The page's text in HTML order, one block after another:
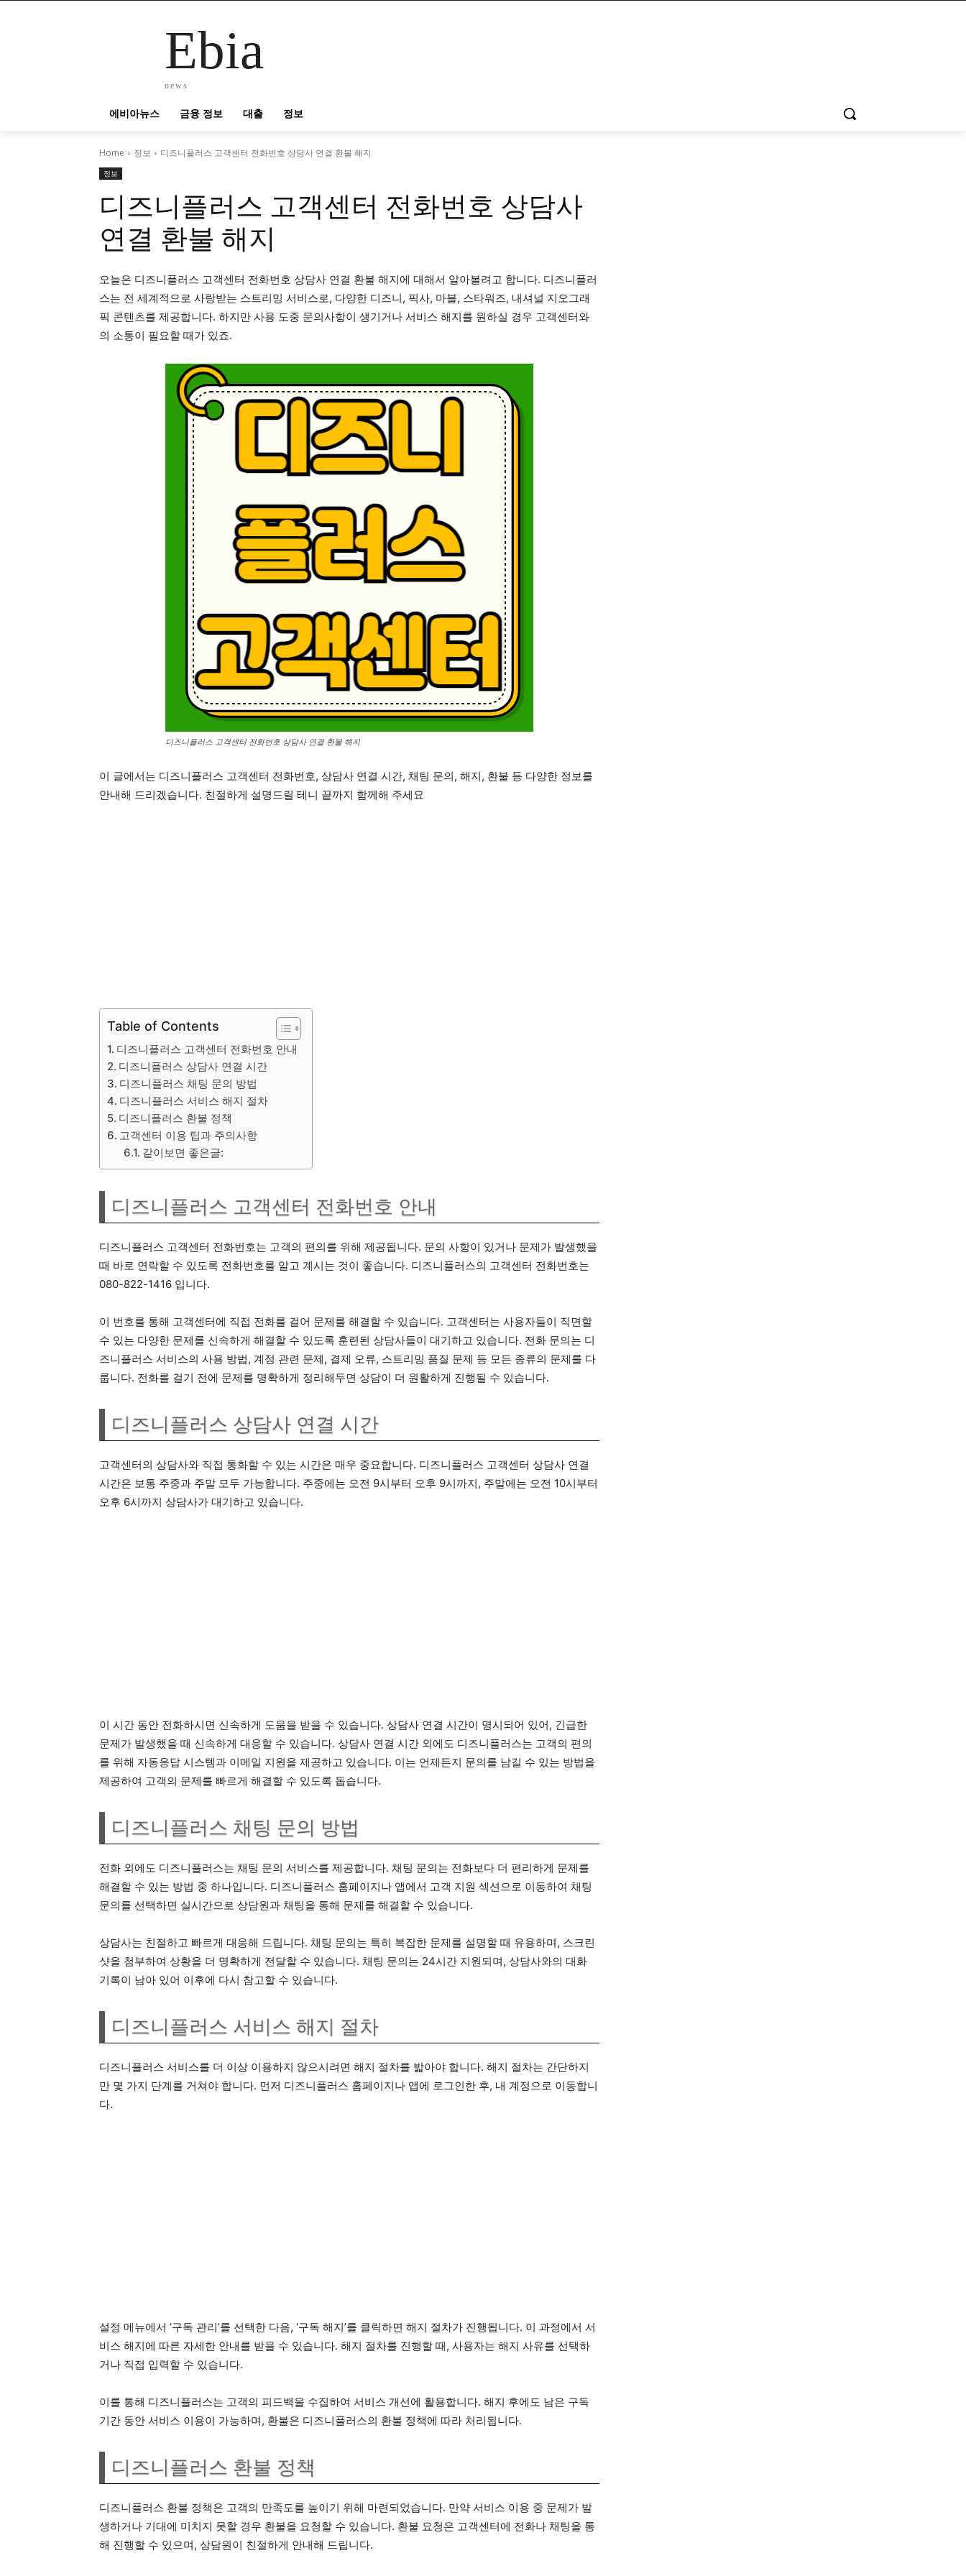
Ebia
news
에비아뉴스 금융 정보 대출 정보
Home 정보 디즈니플러스 고객센터 전화번호 상담사 연결 환불 해지
정보
디즈니플러스 고객센터 전화번호 상담사
연결 환불 해지
오늘은 디즈니플러스 고객센터 전화번호 상담사 연결 환불 해지에 대해서 알아볼려고 합니다. 디즈니플러
스는 전 세계적으로 사랑받는 스트리밍 서비스로, 다양한 디즈니, 픽사, 마블, 스타워즈, 내셔널 지오그래
픽 콘텐츠를 제공합니다. 하지만 사용 도중 문의사항이 생기거나 서비스 해지를 원하실 경우 고객센터와
의 소통이 필요할 때가 있죠.
디즈니플러스 고객센터 전화번호 상담사 연결 환불 해지
이 글에서는 디즈니플러스 고객센터 전화번호, 상담사 연결 시간, 채팅 문의, 해지, 환불 등 다양한 정보를
안내해 드리겠습니다. 친절하게 설명드릴 테니 끝까지 함께해 주세요
Table of Contents
디즈니플러스 고객센터 전화번호 안내
디즈니플러스 상담사 연결 시간
디즈니플러스 채팅 문의 방법
디즈니플러스 서비스 해지 절차
디즈니플러스 환불 정책
고객센터 이용 팁과 주의사항
같이보면 좋은글:
디즈니플러스 고객센터 전화번호 안내
디즈니플러스 고객센터 전화번호는 고객의 편의를 위해 제공됩니다. 문의 사항이 있거나 문제가 발생했을
때 바로 연락할 수 있도록 전화번호를 알고 계시는 것이 좋습니다. 디즈니플러스의 고객센터 전화번호는
080-822-1416 입니다.
이 번호를 통해 고객센터에 직접 전화를 걸어 문제를 해결할 수 있습니다. 고객센터는 사용자들이 직면할
수 있는 다양한 문제를 신속하게 해결할 수 있도록 훈련된 상담사들이 대기하고 있습니다. 전화 문의는 디
즈니플러스 서비스의 사용 방법, 계정 관련 문제, 결제 오류, 스트리밍 품질 문제 등 모든 종류의 문제를 다
룹니다. 전화를 걸기 전에 문제를 명확하게 정리해두면 상담이 더 원활하게 진행될 수 있습니다.
디즈니플러스 상담사 연결 시간
고객센터의 상담사와 직접 통화할 수 있는 시간은 매우 중요합니다. 디즈니플러스 고객센터 상담사 연결
시간은 보통 주중과 주말 모두 가능합니다. 주중에는 오전 9시부터 오후 9시까지, 주말에는 오전 10시부터
오후 6시까지 상담사가 대기하고 있습니다.
이 시간 동안 전화하시면 신속하게 도움을 받을 수 있습니다. 상담사 연결 시간이 명시되어 있어, 긴급한
문제가 발생했을 때 신속하게 대응할 수 있습니다. 상담사 연결 시간 외에도 디즈니플러스는 고객의 편의
를 위해 자동응답 시스템과 이메일 지원을 제공하고 있습니다. 이는 언제든지 문의를 남길 수 있는 방법을
제공하여 고객의 문제를 빠르게 해결할 수 있도록 돕습니다.
디즈니플러스 채팅 문의 방법
전화 외에도 디즈니플러스는 채팅 문의 서비스를 제공합니다. 채팅 문의는 전화보다 더 편리하게 문제를
해결할 수 있는 방법 중 하나입니다. 디즈니플러스 홈페이지나 앱에서 고객 지원 섹션으로 이동하여 채팅
문의를 선택하면 실시간으로 상담원과 채팅을 통해 문제를 해결할 수 있습니다.
상담사는 친절하고 빠르게 대응해 드립니다. 채팅 문의는 특히 복잡한 문제를 설명할 때 유용하며, 스크린
샷을 첨부하여 상황을 더 명확하게 전달할 수 있습니다. 채팅 문의는 24시간 지원되며, 상담사와의 대화
기록이 남아 있어 이후에 다시 참고할 수 있습니다.
디즈니플러스 서비스 해지 절차
디즈니플러스 서비스를 더 이상 이용하지 않으시려면 해지 절차를 밟아야 합니다. 해지 절차는 간단하지
만 몇 가지 단계를 거쳐야 합니다. 먼저 디즈니플러스 홈페이지나 앱에 로그인한 후, 내 계정으로 이동합니
다.
설정 메뉴에서 ‘구독 관리’를 선택한 다음, ‘구독 해지’를 클릭하면 해지 절차가 진행됩니다. 이 과정에서 서
비스 해지에 따른 자세한 안내를 받을 수 있습니다. 해지 절차를 진행할 때, 사용자는 해지 사유를 선택하
거나 직접 입력할 수 있습니다.
이를 통해 디즈니플러스는 고객의 피드백을 수집하여 서비스 개선에 활용합니다. 해지 후에도 남은 구독
기간 동안 서비스 이용이 가능하며, 환불은 디즈니플러스의 환불 정책에 따라 처리됩니다.
디즈니플러스 환불 정책
디즈니플러스 환불 정책은 고객의 만족도를 높이기 위해 마련되었습니다. 만약 서비스 이용 중 문제가 발
생하거나 기대에 미치지 못할 경우 환불을 요청할 수 있습니다. 환불 요청은 고객센터에 전화나 채팅을 통
해 진행할 수 있으며, 상담원이 친절하게 안내해 드립니다.